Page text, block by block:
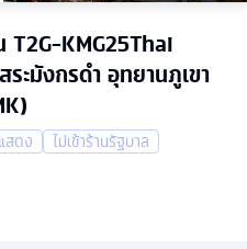
KMG25Thai
ะมังกรดำ อุทยานภูเขา
สดง
ไม่เข้าร้านรัฐบาล